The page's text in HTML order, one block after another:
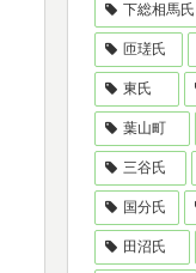
下総相馬氏
匝瑳氏
東氏
葉山町
三谷氏
国分氏
田沼氏